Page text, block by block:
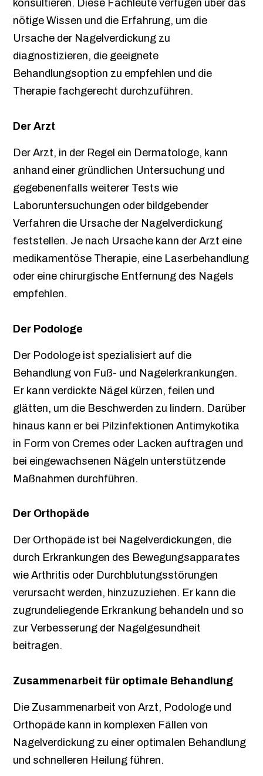
konsultieren. Diese Fachleute verfügen über das
nötige Wissen und die Erfahrung, um die
Ursache der Nagelverdickung zu
diagnostizieren, die geeignete
Behandlungsoption zu empfehlen und die
Therapie fachgerecht durchzuführen.
Der Arzt
Der Arzt, in der Regel ein Dermatologe, kann
anhand einer gründlichen Untersuchung und
gegebenenfalls weiterer Tests wie
Laboruntersuchungen oder bildgebender
Verfahren die Ursache der Nagelverdickung
feststellen. Je nach Ursache kann der Arzt eine
medikamentöse Therapie, eine Laserbehandlung
oder eine chirurgische Entfernung des Nagels
empfehlen.
Der Podologe
Der Podologe ist spezialisiert auf die
Behandlung von Fuß- und Nagelerkrankungen.
Er kann verdickte Nägel kürzen, feilen und
glätten, um die Beschwerden zu lindern. Darüber
hinaus kann er bei Pilzinfektionen Antimykotika
in Form von Cremes oder Lacken auftragen und
bei eingewachsenen Nägeln unterstützende
Maßnahmen durchführen.
Der Orthopäde
Der Orthopäde ist bei Nagelverdickungen, die
durch Erkrankungen des Bewegungsapparates
wie Arthritis oder Durchblutungsstörungen
verursacht werden, hinzuzuziehen. Er kann die
zugrundeliegende Erkrankung behandeln und so
zur Verbesserung der Nagelgesundheit
beitragen.
Zusammenarbeit für optimale Behandlung
Die Zusammenarbeit von Arzt, Podologe und
Orthopäde kann in komplexen Fällen von
Nagelverdickung zu einer optimalen Behandlung
und schnelleren Heilung führen.